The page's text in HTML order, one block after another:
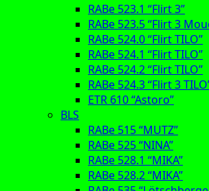
RABe 523.1 “Flirt 3”
RABe 523.5 “Flirt 3
RABe 524.0 “Flirt TILO”
RABe 524.1 “Flirt TILO”
RABe 524.2 “Flirt TILO”
RABe 524.3 “Flirt 3
ETR 610 “Astoro”
BLS
RABe 515 “MUTZ”
RABe 525 “NINA”
RABe 528.1 “MIKA”
RABe 528.2 “MIKA”